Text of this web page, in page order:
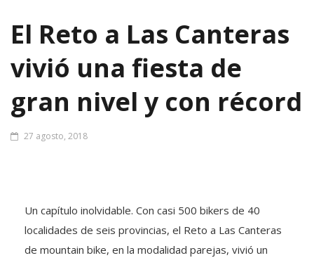
El Reto a Las Canteras
vivió una fiesta de
gran nivel y con récord
localidades de seis provincias, el Reto a Las Canteras
de mountain bike, en la modalidad parejas, vivió un
gran domingo en la barda roquense. Con la